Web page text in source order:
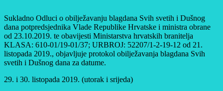
Sukladno Odluci o obilježavanju blagdana Svih svetih i Dušnog
dana potpredsjednika Vlade Republike Hrvatske i ministra obrane
od 23.10.2019. te obavijesti Ministarstva hrvatskih branitelja
KLASA: 610-01/19-01/37; URBROJ: 52207/1-2-19-12 od 21.
listopada 2019., objavljuje protokol obilježavanja blagdana Svih
svetih i Dušnog dana za datume.
29. i 30. listopada 2019. (utorak i srijeda)